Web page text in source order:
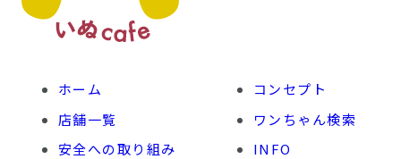
ホーム
コンセプト
店舗一覧
ワンちゃん検索
安全への取り組み
INFO